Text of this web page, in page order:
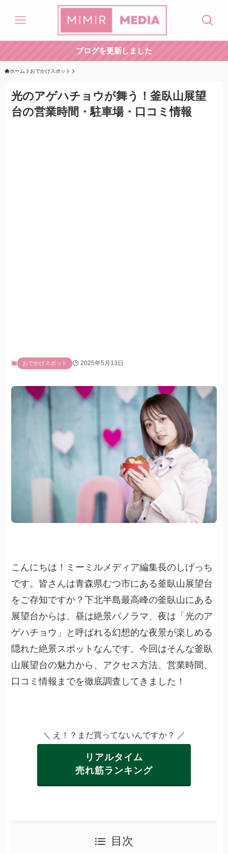
ブログを更新しました
ホーム おでかけスポット
光のアゲハチョウが舞う！釜臥山展望
台の営業時間・駐車場・口コミ情報
おでかけスポット 2025年5月13日
こんにちは！ミーミルメディア編集長のしげっち
です。皆さんは青森県むつ市にある釜臥山展望台
をご存知ですか？下北半島最高峰の釜臥山にある
展望台からは、昼は絶景パノラマ、夜は「光のア
ゲハチョウ」と呼ばれる幻想的な夜景が楽しめる
隠れた絶景スポットなんです。今回はそんな釜臥
山展望台の魅力から、アクセス方法、営業時間、
口コミ情報までを徹底調査してきました！
＼ え！？まだ買ってないんですか？ ／
リアルタイム
売れ筋ランキング
目次